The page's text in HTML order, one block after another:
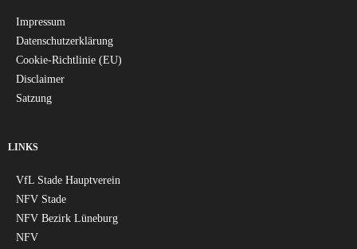
Impressum
Datenschutzerklärung
Cookie-Richtlinie (EU)
Disclaimer
Satzung
LINKS
VfL Stade Hauptverein
NFV Stade
NFV Bezirk Lüneburg
NFV